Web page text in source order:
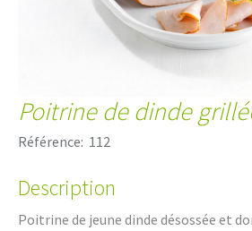
Poitrine de dinde
Référence: 112
Description
Poitrine de jeune dinde désossée et